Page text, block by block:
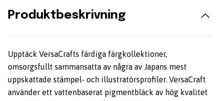
Produktbeskrivning
Upptäck VersaCrafts färdiga färgkollektioner,
omsorgsfullt sammansatta av några av Japans mest
uppskattade stämpel- och illustratörsprofiler. VersaCraft
använder ett vattenbaserat pigmentbläck av hög kvalitet